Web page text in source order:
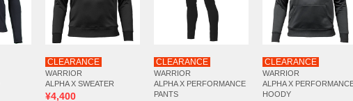
CLEARANCE
WARRIOR
ALPHA X SWEATER
¥4,400
CLEARANCE
WARRIOR
ALPHA X PERFORMANCE
PANTS
CLEARANCE
WARRIOR
ALPHA X
HOODY